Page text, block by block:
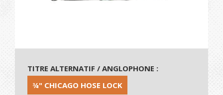
TITRE ALTERNATIF / ANGLOPHONE :
¾" CHICAGO HOSE LOCK